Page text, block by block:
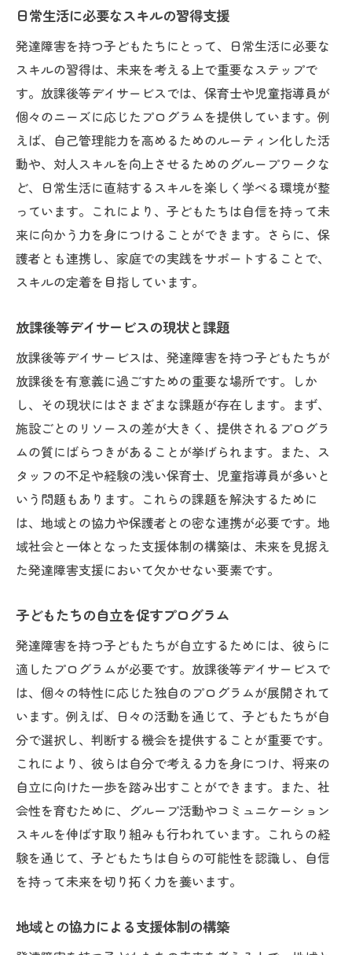
日常生活に必要なスキルの習得支援
発達障害を持つ子どもたちにとって、日常生活に必要な
スキルの習得は、未来を考える上で重要なステップで
す。放課後等デイサービスでは、保育士や児童指導員が
個々のニーズに応じたプログラムを提供しています。例
えば、自己管理能力を高めるためのルーティン化した活
動や、対人スキルを向上させるためのグループワークな
ど、日常生活に直結するスキルを楽しく学べる環境が整
っています。これにより、子どもたちは自信を持って未
来に向かう力を身につけることができます。さらに、保
護者とも連携し、家庭での実践をサポートすることで、
スキルの定着を目指しています。
放課後等デイサービスの現状と課題
放課後等デイサービスは、発達障害を持つ子どもたちが
放課後を有意義に過ごすための重要な場所です。しか
し、その現状にはさまざまな課題が存在します。まず、
施設ごとのリソースの差が大きく、提供されるプログラ
ムの質にばらつきがあることが挙げられます。また、ス
タッフの不足や経験の浅い保育士、児童指導員が多いと
いう問題もあります。これらの課題を解決するために
は、地域との協力や保護者との密な連携が必要です。地
域社会と一体となった支援体制の構築は、未来を見据え
た発達障害支援において欠かせない要素です。
子どもたちの自立を促すプログラム
発達障害を持つ子どもたちが自立するためには、彼らに
適したプログラムが必要です。放課後等デイサービスで
は、個々の特性に応じた独自のプログラムが展開されて
います。例えば、日々の活動を通じて、子どもたちが自
分で選択し、判断する機会を提供することが重要です。
これにより、彼らは自分で考える力を身につけ、将来の
自立に向けた一歩を踏み出すことができます。また、社
会性を育むために、グループ活動やコミュニケーション
スキルを伸ばす取り組みも行われています。これらの経
験を通じて、子どもたちは自らの可能性を認識し、自信
を持って未来を切り拓く力を養います。
地域との協力による支援体制の構築